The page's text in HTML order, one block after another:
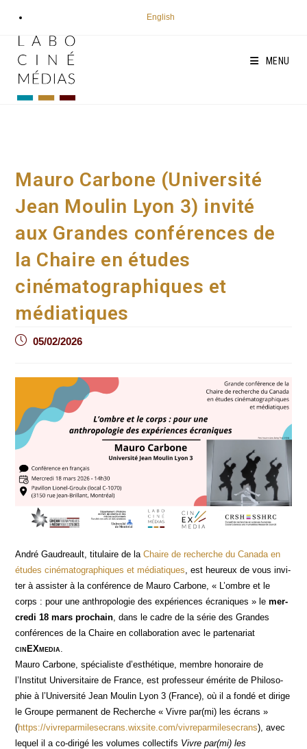
contenu
English
MENU
Mauro Carbone (Université
Jean Moulin Lyon 3) invité
aux Grandes conférences de
la Chaire en études
cinématographiques et
médiatiques
Post05/02/2026
André Gau­dreault, titu­laire de laChaire de recherche du Cana­da en
études ciné­ma­to­gra­phiques et média­tiques , est heu­reux de vous invi­
ter à assis­ter à la confé­rence de Mau­ro Car­bone, « L’ombre et le
corps : pour une anthro­po­lo­gie des expé­riences écra­niques » lemer­
cre­di 18 mars pro­chain , dans le cadre de la série des Grandes
confé­rences de la Chaire en col­la­bo­ra­tion avec le par­te­na­riat
cin EXmedia
Mau­ro Car­bone, spé­cia­liste d’esthétique, membre hono­raire de
l’Institut Uni­ver­si­taire de France, est pro­fes­seur émé­rite de Phi­lo­so­
phie à l’Université Jean Mou­lin Lyon 3 (France), où il a fon­dé et dirige
le Groupe per­ma­nent de Recherche « Vivre par(mi) les écrans »
(https://vivreparmilesecrans.wixsite.com/vivreparmilesecrans), avec
lequel il a co-diri­gé les volumes col­lec­tifs Vivre par(mi) les